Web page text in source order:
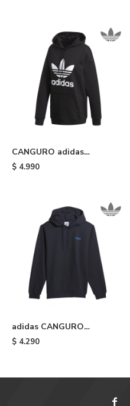
CANGURO adidas
ADICOLOR TREFOIL -
$ 4.990
adidas CANGURO
SKATEBOARDING 3 STAR -
$ 4.290
